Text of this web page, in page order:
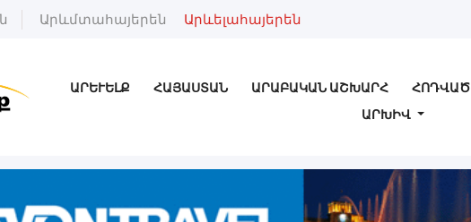
Արևմտահայերեն Արևելահայերեն
ԱՐԵՒԵԼՔ ՀԱՅԱՍՏԱՆ ԱՐԱԲԱԿԱՆ ԱՇԽԱՐՀ ՀՈԴՎԱԾ
ԱՐԽԻՎ